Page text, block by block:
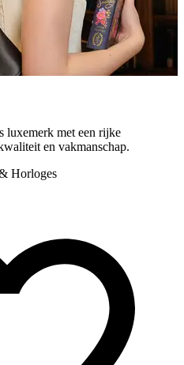
luxemerk met een rijke
en vakmanschap.
Horloges